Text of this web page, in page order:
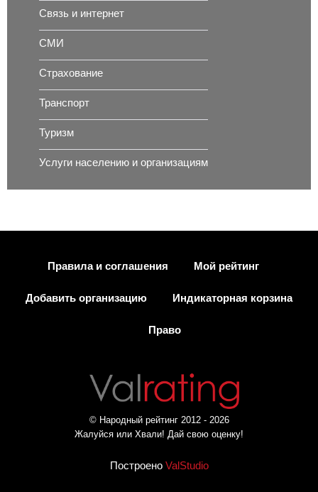
Связь и интернет
СМИ
Страхование
Транспорт
Туризм
Услуги населению и организациям
Правила и соглашения Мой рейтинг
Добавить организацию Индикаторная корзина
Право
© Народный рейтинг 2012 - 2026
Жалуйся или Хвали! Дай свою оценку!
Построено ValStudio